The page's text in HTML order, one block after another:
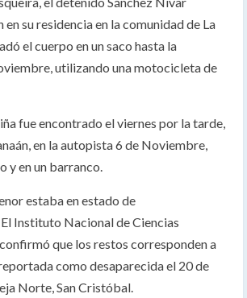
su residencia en la comunidad de La
el cuerpo en un saco hasta la
utilizando una motocicleta de
fue encontrado el viernes por la tarde,
en la autopista 6 de Noviembre,
y en un barranco.
estaba en estado de
Instituto Nacional de Ciencias
que los restos corresponden a
como desaparecida el 20 de
Norte, San Cristóbal.